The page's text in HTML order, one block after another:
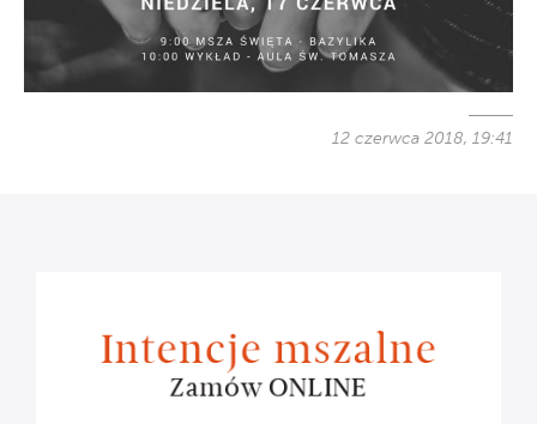
12 czerwca 2018, 19:41